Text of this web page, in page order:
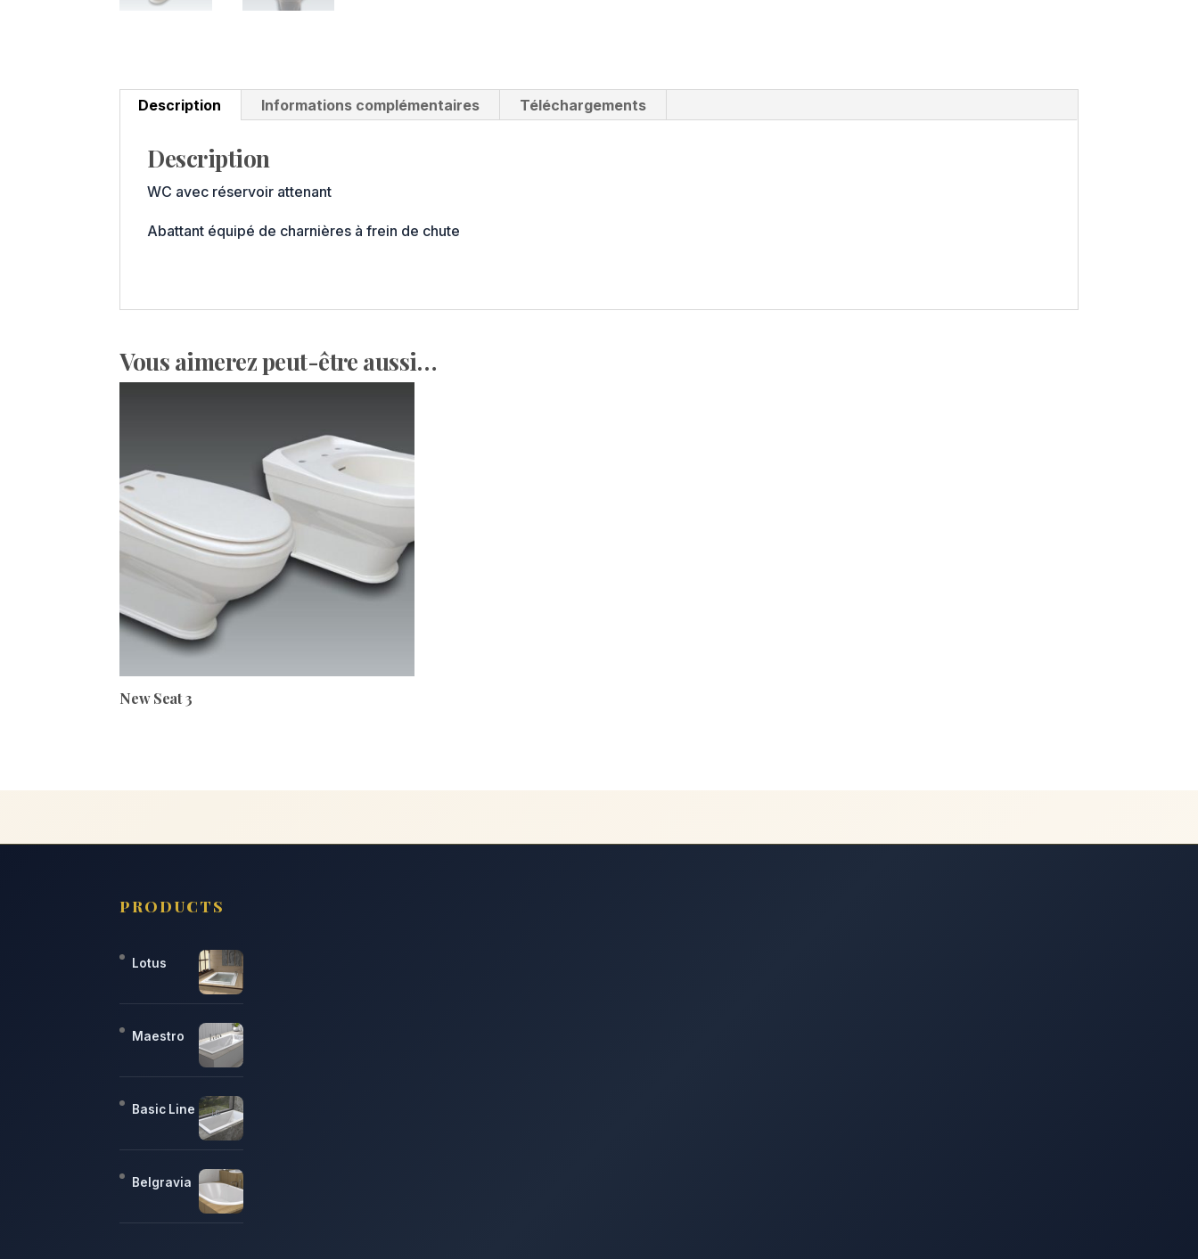
Description Informations complémentaires Téléchargements
Description
WC avec réservoir attenant
Abattant équipé de charnières à frein de chute
Vous aimerez peut-être aussi…
New Seat 3
PRODUCTS
Lotus
Maestro
Basic Line
Belgravia